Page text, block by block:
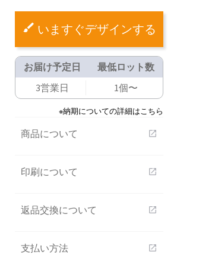
いますぐデザインする
お届け予定日
3営業日
最低ロット数
1個〜
※納期についての詳細はこちら
商品について open_in_new
印刷について open_in_new
返品交換について open_in_new
支払い方法 open_in_new